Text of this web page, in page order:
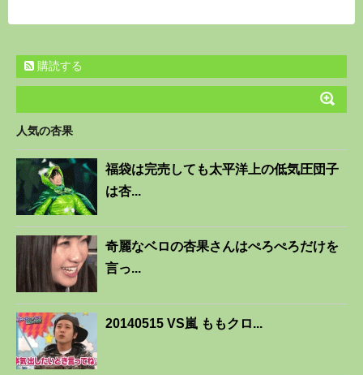
購読する
人気の杏果
福袋は完売しても太平洋上の低気圧団子
は杏...
奇麗なベロの杏果さんはぺろぺろだけを
言っ...
20140515 VS嵐 ももクロ...